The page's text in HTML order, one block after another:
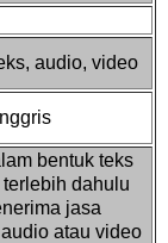
audio, video
bentuk teks
dahulu
jasa
atau video